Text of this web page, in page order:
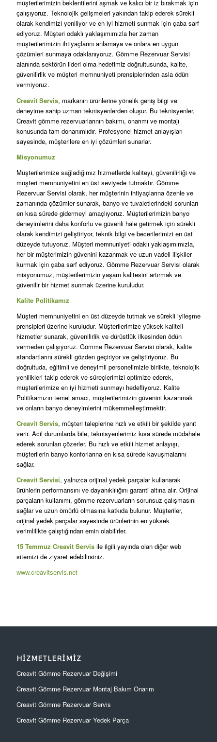
müşterilerimizin beklentilerini aşmak ve kalıcı bir iz bırakmak için
çalışıyoruz. Teknolojik gelişmeleri yakından takip ederek sürekli
olarak kendimizi yeniliyor ve en iyi hizmeti sunmak için çaba sarf
ediyoruz. Müşteri odaklı yaklaşımımızla her zaman
müşterilerimizin ihtiyaçlarını anlamaya ve onlara en uygun
çözümleri sunmaya odaklanıyoruz. Gömme Rezervuar Servisi
alanında sektörün lideri olma hedefimiz doğrultusunda, kalite,
güvenilirlik ve müşteri memnuniyeti prensiplerinden asla ödün
vermiyoruz.
Creavit Servis, markanın ürünlerine yönelik geniş bilgi ve
deneyime sahip uzman teknisyenlerden oluşur. Bu teknisyenler,
Creavit gömme rezervuarlarının bakımı, onarımı ve montajı
konusunda tam donanımlıdır. Profesyonel hizmet anlayışları
sayesinde, müşterilere en iyi çözümleri sunarlar.
Misyonumuz
Müşterilerimize sağladığımız hizmetlerde kaliteyi, güvenilirliği ve
müşteri memnuniyetini en üst seviyede tutmaktır. Gömme
Rezervuar Servisi olarak, her müşterinin ihtiyaçlarına özenle ve
zamanında çözümler sunarak, banyo ve tuvaletlerindeki sorunları
en kısa sürede gidermeyi amaçlıyoruz. Müşterilerimizin banyo
deneyimlerini daha konforlu ve güvenli hale getirmek için sürekli
olarak kendimizi geliştiriyor, teknik bilgi ve becerilerimizi en üst
düzeyde tutuyoruz. Müşteri memnuniyeti odaklı yaklaşımımızla,
her bir müşterimizin güvenini kazanmak ve uzun vadeli ilişkiler
kurmak için çaba sarf ediyoruz. Gömme Rezervuar Servisi olarak
misyonumuz, müşterilerimizin yaşam kalitesini artırmak ve
güvenilir bir hizmet sunmak üzerine kuruludur.
Kalite Politikamız
Müşteri memnuniyetini en üst düzeyde tutmak ve sürekli iyileşme
prensipleri üzerine kuruludur. Müşterilerimize yüksek kaliteli
hizmetler sunarak, güvenilirlik ve dürüstlük ilkesinden ödün
vermeden çalışıyoruz. Gömme Rezervuar Servisi olarak, kalite
standartlarını sürekli gözden geçiriyor ve geliştiriyoruz. Bu
doğrultuda, eğitimli ve deneyimli personelimizle birlikte, teknolojik
yenilikleri takip ederek ve süreçlerimizi optimize ederek,
müşterilerimize en iyi hizmeti sunmayı hedefliyoruz. Kalite
Politikamızın temel amacı, müşterilerimizin güvenini kazanmak
ve onların banyo deneyimlerini mükemmelleştirmektir.
Creavit Servis, müşteri taleplerine hızlı ve etkili bir şekilde yanıt
verir. Acil durumlarda bile, teknisyenlerimiz kısa sürede müdahale
ederek sorunları çözerler. Bu hızlı ve etkili hizmet anlayışı,
müşterilerin banyo konforlarına en kısa sürede kavuşmalarını
sağlar.
Creavit Servisi, yalnızca orijinal yedek parçalar kullanarak
ürünlerin performansını ve dayanıklılığını garanti altına alır. Orijinal
parçaların kullanımı, gömme rezervuarların sorunsuz çalışmasını
sağlar ve uzun ömürlü olmasına katkıda bulunur. Müşteriler,
orijinal yedek parçalar sayesinde ürünlerinin en yüksek
verimlilikte çalıştığından emin olabilirler.
15 Temmuz Creavit Servisile ilgili yayında olan diğer web
sitemizi de ziyaret edebilirsiniz.
www.creavitservis.net
HIZMETLERIMIZ
Creavit Gömme Rezervuar Değişimi
Creavit Gömme Rezervuar Montaj Bakım Onarım
Creavit Gömme Rezervuar Servis
Creavit Gömme Rezervuar Yedek Parça